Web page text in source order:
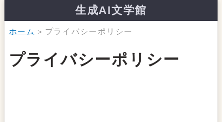
生成AI文学館
ホーム プライバシーポリシー
プライバシーポリシー